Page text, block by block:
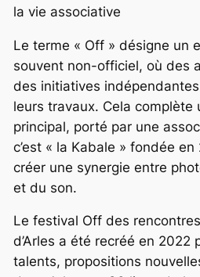
la vie associative
Le terme « Off » désigne un
souvent non-officiel, où des
des initiatives
leurs travaux. Cela complète
principal, porté par une
c’est « la Kabale » fondée en
créer une synergie entre
et du son.
Le festival Off des
d’Arles a été recréé en 2022
talents, propositions